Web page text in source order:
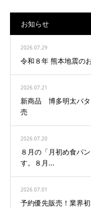
お知らせ
2026.07.29
令和８年 熊本地震の
2026.07.21
新商品 博多明太バ
売
2026.07.20
８月の「月初め食パ
す。８月...
2026.07.01
予約優先販売！業界